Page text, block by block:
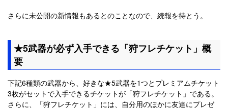
さらに未公開の新情報もあるとのことなので、続報を待とう。
★5武器が必ず入手できる「狩フレチケット」概
要
下記6種類の武器から、好きな★5武器を1つとプレミアムチケット
3枚がセットで入手できるチケットが「狩フレチケット」である。
さらに、「狩フレチケット」には、自分用のほかに友達にプレゼ